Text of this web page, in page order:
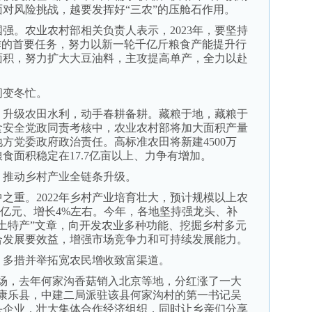
风险挑战，越要发挥好“三农”的压舱石作用。
农业农村部相关负责人表示，2023年，要坚持
首要任务，努力以新一轮千亿斤粮食产能提升行
，努力扩大大豆油料，主攻提高单产，全力以赴
冬忙。
农田水利，动手春耕备耕。藏粮于地，藏粮于
全党政同责考核中，农业农村部将加大面积产量
党委政府政治责任。高标准农田将新建4500万
面积稳定在17.7亿亩以上、力争有增加。
乡村产业全链条升级。
。2022年乡村产业培育壮大，预计规模以上农
元、增长4%左右。今年，各地坚持强龙头、补
特产”文章，向开发农业多种功能、挖掘乡村多元
展要效益，增强市场竞争力和可持续发展能力。
并举拓宽农民增收致富渠道。
去年何家沟香菇销入北京等地，分红涨了一大
乐县，中建二局派驻该县何家沟村的第一书记吴
业，壮大集体合作经济组织，同时让乡亲们分享